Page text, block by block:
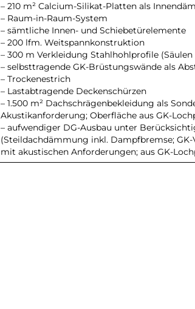
– 210 m² Calcium-Silikat-Platten als
– Raum-in-Raum-System
– sämtliche Innen- und Schiebetürelemente
– 200 lfm. Weitspannkonstruktion
– 300 m Verkleidung Stahlhohlprofile (Säulen
– selbsttragende GK-Brüstungswände als
– Trockenestrich
– Lastabtragende Deckenschürzen
– 1.500 m² Dachschrägenbekleidung als
Akustikanforderung; Oberfläche aus GK-
– aufwendiger DG-Ausbau unter
(Steildachdämmung inkl. Dampfbremse;
mit akustischen Anforderungen; aus GK-